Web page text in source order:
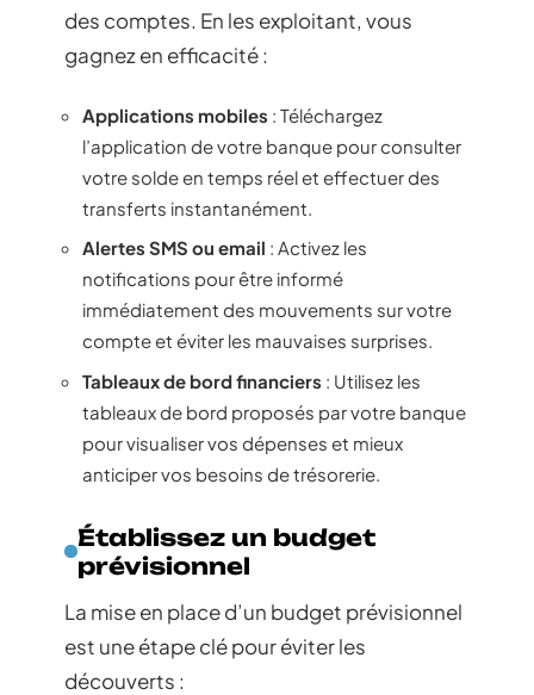
des comptes. En les exploitant, vous
gagnez en efficacité :
Applications mobiles : Téléchargez
l’application de votre banque pour consulter
votre solde en temps réel et effectuer des
transferts instantanément.
Alertes SMS ou email : Activez les
notifications pour être informé
immédiatement des mouvements sur votre
compte et éviter les mauvaises surprises.
Tableaux de bord financiers : Utilisez les
tableaux de bord proposés par votre banque
pour visualiser vos dépenses et mieux
anticiper vos besoins de trésorerie.
Établissez un budget
prévisionnel
La mise en place d’un budget prévisionnel
est une étape clé pour éviter les
découverts :